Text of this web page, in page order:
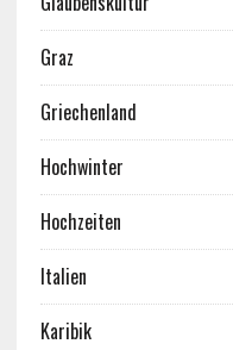
Graz
Griechenland
Hochwinter
Hochzeiten
Italien
Karibik